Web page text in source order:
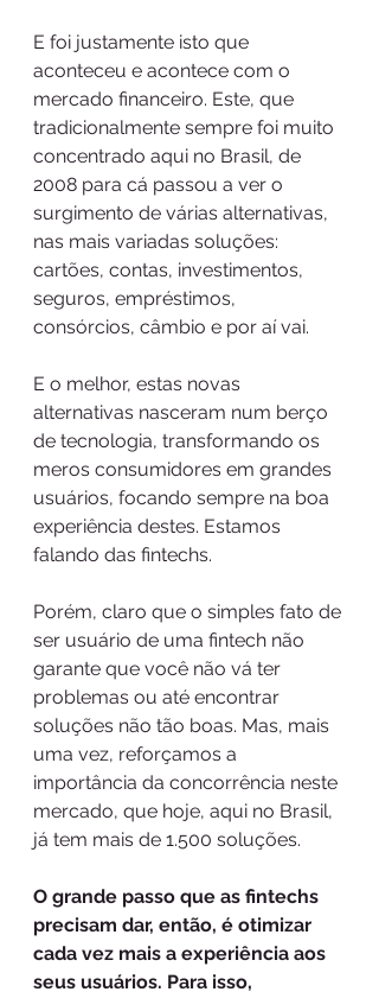
E foi justamente isto que
aconteceu e acontece com o
mercado financeiro. Este, que
tradicionalmente sempre foi muito
concentrado aqui no Brasil, de
2008 para cá passou a ver o
surgimento de várias alternativas,
nas mais variadas soluções:
cartões, contas, investimentos,
seguros, empréstimos,
consórcios, câmbio e por aí vai.
E o melhor, estas novas
alternativas nasceram num berço
de tecnologia, transformando os
meros consumidores em grandes
usuários, focando sempre na boa
experiência destes. Estamos
falando das fintechs.
Porém, claro que o simples fato de
ser usuário de uma fintech não
garante que você não vá ter
problemas ou até encontrar
soluções não tão boas. Mas, mais
uma vez, reforçamos a
importância da concorrência neste
mercado, que hoje, aqui no Brasil,
já tem mais de 1.500 soluções.
O grande passo que as fintechs
precisam dar, então, é otimizar
cada vez mais a experiência aos
seus usuários. Para isso,